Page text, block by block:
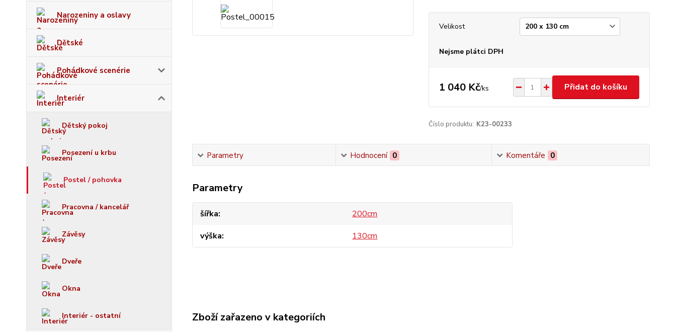
Narozeniny a oslavy
Dětské
Pohádkové scenérie
Interiér
Dětský pokoj
Posezení u krbu
Postel / pohovka
Pracovna / kancelář
Závěsy
Dveře
Okna
Interiér - ostatní
Velikost
Nejsme plátci DPH
1 040 Kč/ks Přidat do košíku
Číslo produktu: K23-00233
Parametry Hodnocení 0 Komentáře 0
Parametry
šířka
200cm
výška
130cm
Zboží zařazeno v kategoriích